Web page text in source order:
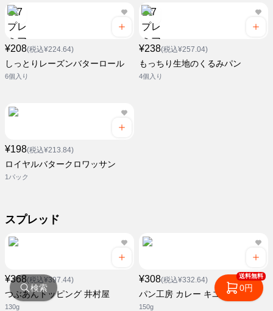
¥208(税込¥224.64)
しっとりレーズンバターロール
6個入り
¥238(税込¥257.04)
もっちり生地のくるみパン
4個入り
¥198(税込¥213.84)
ロイヤルバタークロワッサン
1パック
スプレッド
¥368(税込¥397.44)
つぶあんトッピング 井村屋
130g
¥308(税込¥332.64)
パン工房 カレー キユーピー
150g
検索
送料無料
0円